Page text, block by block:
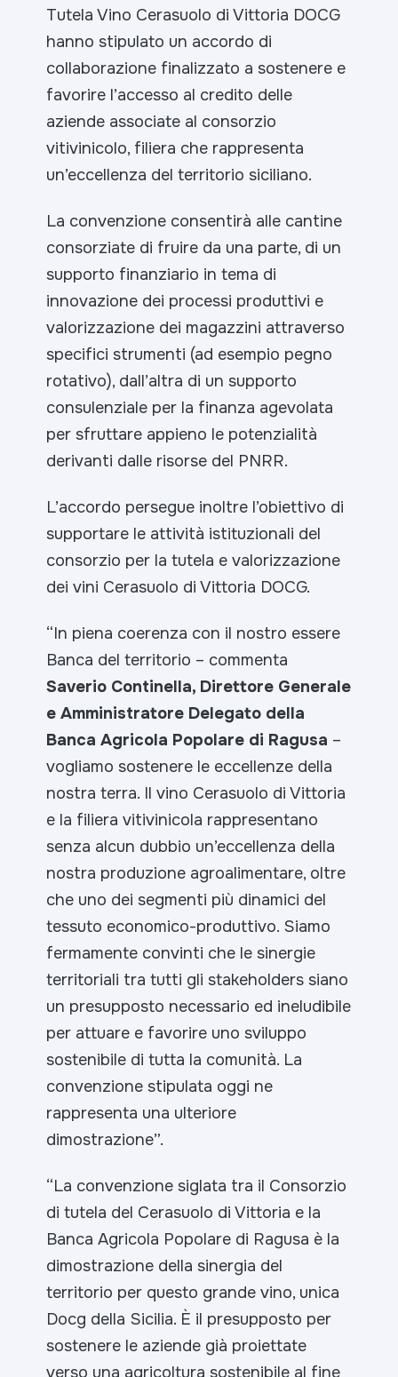
Tutela Vino Cerasuolo di Vittoria DOCG
hanno stipulato un accordo di
collaborazione finalizzato a sostenere e
favorire l’accesso al credito delle
aziende associate al consorzio
vitivinicolo, filiera che rappresenta
un’eccellenza del territorio siciliano.
La convenzione consentirà alle cantine
consorziate di fruire da una parte, di un
supporto finanziario in tema di
innovazione dei processi produttivi e
valorizzazione dei magazzini attraverso
specifici strumenti (ad esempio pegno
rotativo), dall’altra di un supporto
consulenziale per la finanza agevolata
per sfruttare appieno le potenzialità
derivanti dalle risorse del PNRR.
L’accordo persegue inoltre l’obiettivo di
supportare le attività istituzionali del
consorzio per la tutela e valorizzazione
dei vini Cerasuolo di Vittoria DOCG.
“In piena coerenza con il nostro essere
Banca del territorio – commenta
Saverio Continella, Direttore Generale
e Amministratore Delegato della
Banca Agricola Popolare di Ragusa –
vogliamo sostenere le eccellenze della
nostra terra. Il vino Cerasuolo di Vittoria
e la filiera vitivinicola rappresentano
senza alcun dubbio un’eccellenza della
nostra produzione agroalimentare, oltre
che uno dei segmenti più dinamici del
tessuto economico-produttivo. Siamo
fermamente convinti che le sinergie
territoriali tra tutti gli stakeholders siano
un presupposto necessario ed ineludibile
per attuare e favorire uno sviluppo
sostenibile di tutta la comunità. La
convenzione stipulata oggi ne
rappresenta una ulteriore
dimostrazione”.
“La convenzione siglata tra il Consorzio
di tutela del Cerasuolo di Vittoria e la
Banca Agricola Popolare di Ragusa è la
dimostrazione della sinergia del
territorio per questo grande vino, unica
Docg della Sicilia. È il presupposto per
sostenere le aziende già proiettate
verso una agricoltura sostenibile al fine